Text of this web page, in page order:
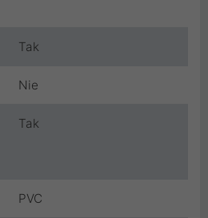
Tak
Nie
Tak
PVC